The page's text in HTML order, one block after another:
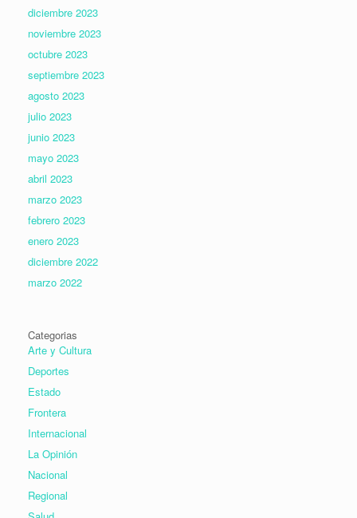
diciembre 2023
noviembre 2023
octubre 2023
septiembre 2023
agosto 2023
julio 2023
junio 2023
mayo 2023
abril 2023
marzo 2023
febrero 2023
enero 2023
diciembre 2022
marzo 2022
Categorias
Arte y Cultura
Deportes
Estado
Frontera
Internacional
La Opinión
Nacional
Regional